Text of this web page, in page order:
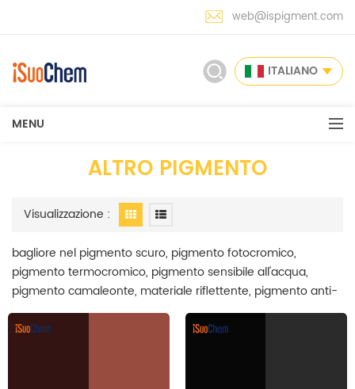
web@ispigment.com
ITALIANO
MENU
ALTRO PIGMENTO
Visualizzazione :
bagliore nel pigmento scuro, pigmento fotocromico,
pigmento termocromico, pigmento sensibile all'acqua,
pigmento camaleonte, materiale riflettente, pigmento anti-
falsificazione a pigmento di fragranza microcapsulata è
stato coperto nella nostra gamma di pigmenti a effetto